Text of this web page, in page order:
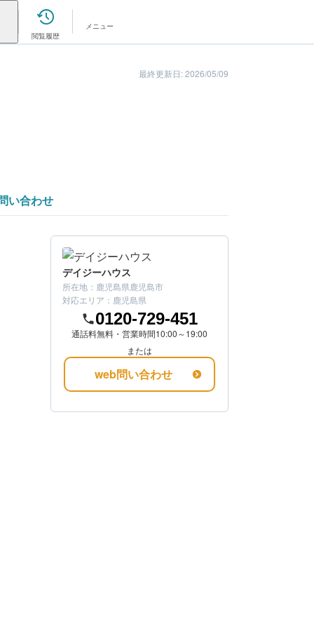
閲覧履歴
メニュー
最終更新日: 2026/05/09
い合わせ
デイジーハウス
所在地： 鹿児島県鹿児島市
対応エリア： 鹿児島県
0120-729-451
通話料無料・営業時間10:00～19:00
または
web問い合わせ